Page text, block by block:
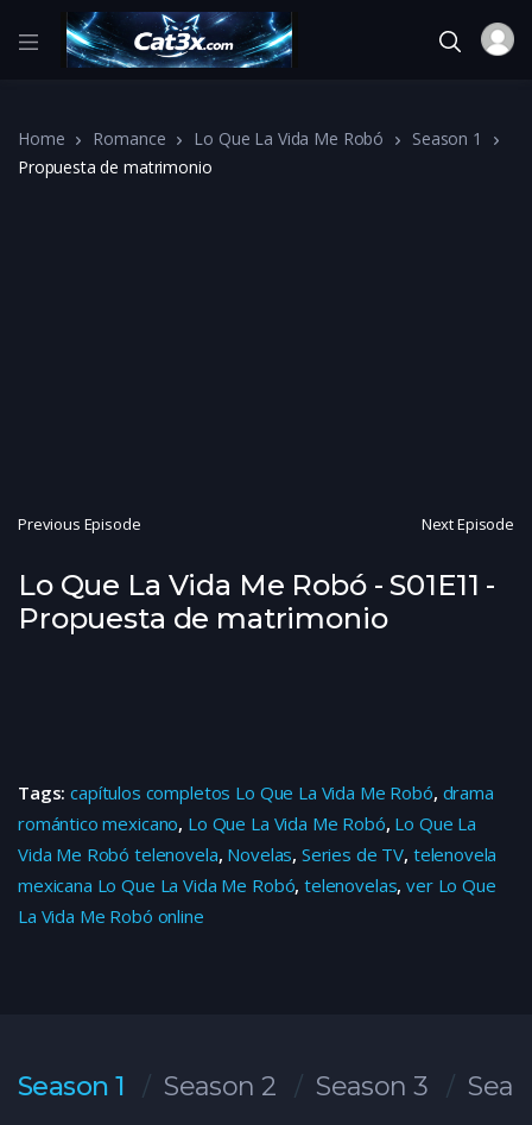
Home Romance Lo Que La Vida Me Robó
Season 1
Propuesta de matrimonio
Previous Episode Next Episode
Lo Que La Vida Me Robó - S01E11 -
Propuesta de matrimonio
Tags:capítulos completos Lo Que La Vida Me Robó, drama
romántico mexicano, Lo Que La Vida Me Robó, Lo Que La
Vida Me Robó telenovela, Novelas, Series de TV, telenovela
mexicana Lo Que La Vida Me Robó,telenovelas,ver Lo Que
La Vida Me Robó online
Season 1 Season 2 Season 3